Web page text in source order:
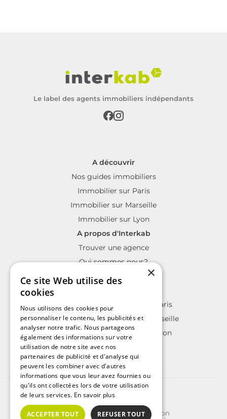
Le label des agents immobiliers indépendants
A découvrir
Nos guides immobiliers
Immobilier sur Paris
Immobilier sur Marseille
Immobilier sur Lyon
A propos d'Interkab
Trouver une agence
Qui sommes nous?
La charte Interkab
Annonces immobilières sur Paris
Annonces immobilières sur Marseille
Annonces immobilières sur Lyon
©2025 | Tous droits réservés
Plan du site
Conditions Générales d'Utilisation
×
Ce site Web utilise des
cookies
Nous utilisons des cookies pour
personnaliser le contenu, les publicités et
analyser notre trafic. Nous partageons
également des informations sur votre
utilisation de notre site avec nos
partenaires de publicité et d'analyse qui
peuvent les combiner avec d'autres
informations que vous leur avez fournies ou
qu'ils ont collectées lors de votre utilisation
de leurs services. En savoir plus
ACCEPTER TOUT REFUSER TOUT